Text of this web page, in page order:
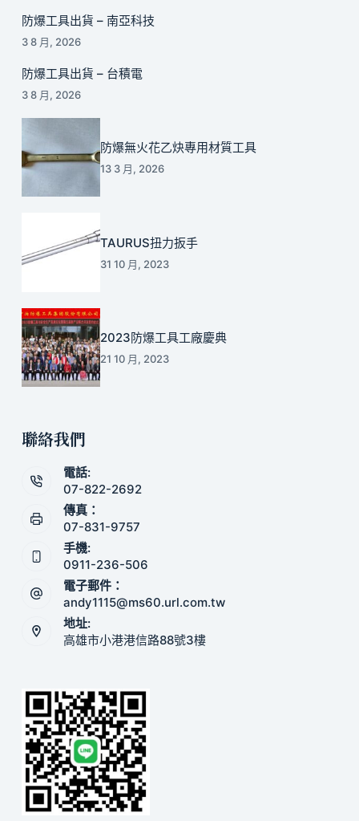
防爆工具出貨 – 南亞科技
3 8 月, 2026
防爆工具出貨 – 台積電
3 8 月, 2026
防爆無火花乙炔專用材質工具
13 3 月, 2026
TAURUS扭力扳手
31 10 月, 2023
2023防爆工具工廠慶典
21 10 月, 2023
聯絡我們
電話:
07-822-2692
傳真：
07-831-9757
手機:
0911-236-506
電子郵件：
andy1115@ms60.url.com.tw
地址:
高雄市小港港信路88號3樓